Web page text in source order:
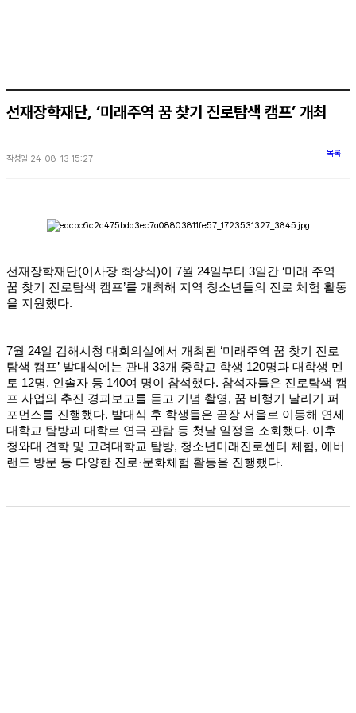
선재장학재단, ‘미래주역 꿈 찾기 진로탐색 캠프’ 개최
작성일 24-08-13 15:27
목록
선재장학재단(이사장 최상식)이 7월 24일부터 3일간 ‘미래 주역
꿈 찾기 진로탐색 캠프’를 개최해 지역 청소년들의 진로 체험 활동
을 지원했다.
7월 24일 김해시청 대회의실에서 개최된 ‘미래주역 꿈 찾기 진로
탐색 캠프’ 발대식에는 관내 33개 중학교 학생 120명과 대학생 멘
토 12명, 인솔자 등 140여 명이 참석했다. 참석자들은 진로탐색 캠
프 사업의 추진 경과보고를 듣고 기념 촬영, 꿈 비행기 날리기 퍼
포먼스를 진행했다. 발대식 후 학생들은 곧장 서울로 이동해 연세
대학교 탐방과 대학로 연극 관람 등 첫날 일정을 소화했다. 이후
청와대 견학 및 고려대학교 탐방, 청소년미래진로센터 체험, 에버
랜드 방문 등 다양한 진로·문화체험 활동을 진행했다.